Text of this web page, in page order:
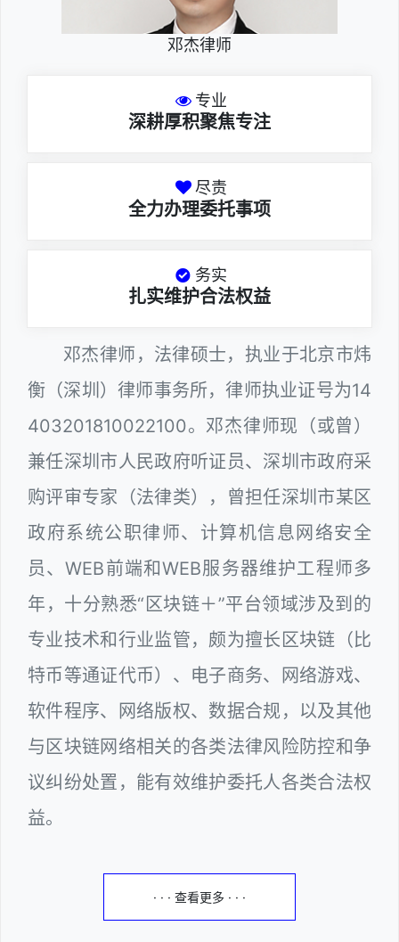
邓杰律师
专业
深耕厚积聚焦专注
尽责
全力办理委托事项
务实
扎实维护合法权益
邓杰律师，法律硕士，执业于北京市炜
衡（深圳）律师事务所，律师执业证号为14
403201810022100。邓杰律师现（或曾）
兼任深圳市人民政府听证员、深圳市政府采
购评审专家（法律类），曾担任深圳市某区
政府系统公职律师、计算机信息网络安全
员、WEB前端和WEB服务器维护工程师多
年，十分熟悉“区块链＋”平台领域涉及到的
专业技术和行业监管，颇为擅长区块链（比
特币等通证代币）、电子商务、网络游戏、
软件程序、网络版权、数据合规，以及其他
与区块链网络相关的各类法律风险防控和争
议纠纷处置，能有效维护委托人各类合法权
益。
· · · 查看更多 · · ·